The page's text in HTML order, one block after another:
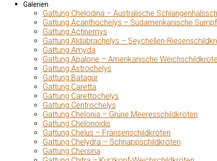
Galerien
Gattung Chelodina – Australische
Gattung Acanthochelys – Südamerikanische
Gattung Actinemys
Gattung Aldabrachelys – Seychellen-
Gattung Amyda
Gattung Apalone – Amerikanische
Gattung Astrochelys
Gattung Batagur
Gattung Caretta
Gattung Carettochelys
Gattung Centrochelys
Gattung Chelonia – Grüne Meeresschildkröten
Gattung Chelonoidis
Gattung Chelus – Fransenschildkröten
Gattung Chelydra – Schnappschildkröten
Gattung Chersina